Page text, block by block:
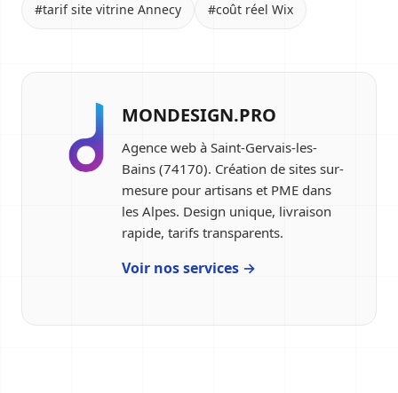
#tarif site vitrine Annecy #coût réel Wix
MONDESIGN.PRO
Agence web à Saint-Gervais-les-
Bains (74170). Création de sites sur-
mesure pour artisans et PME dans
les Alpes. Design unique, livraison
rapide, tarifs transparents.
Voir nos services →